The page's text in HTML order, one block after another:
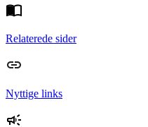
Relaterede sider
Nyttige links